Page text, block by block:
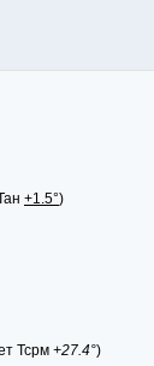
+1.5°)
Тсрм +27.4°)